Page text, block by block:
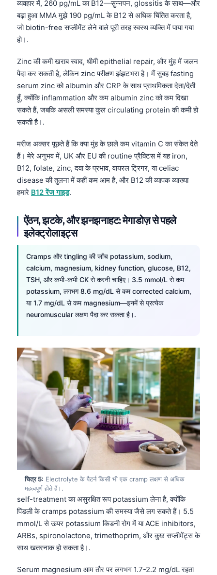
व्यवहार में, 260 pg/mL का B12—सुन्नपन, glossitis के साथ—और
बढ़ा हुआ MMA मुझे 190 pg/mL के B12 से अधिक चिंतित करता है,
जो biotin-free सप्लीमेंट लेने वाले पूरी तरह स्वस्थ व्यक्ति में पाया गया
हो।.
Zinc की कमी खराब स्वाद, धीमी epithelial repair, और मुंह में जलन
पैदा कर सकती है, लेकिन zinc परीक्षण झंझटभरा है। मैं सुबह fasting
serum zinc को albumin और CRP के साथ प्राथमिकता देता/देती
हूँ, क्योंकि inflammation और कम albumin zinc को कम दिखा
सकते हैं, जबकि असली समस्या कुल circulating protein की कमी हो
सकती है।.
मरीज अक्सर पूछते हैं कि क्या मुंह के छाले कम vitamin C का संकेत देते
हैं। मेरे अनुभव में, UK और EU की routine प्रैक्टिस में यह iron,
B12, folate, zinc, दवा के प्रभाव, वायरल ट्रिगर, या celiac
disease की तुलना में कहीं कम आम है, और B12 की व्यापक व्याख्या
हमारे B12 रेंज गाइड.
ऐंठन, झटके, और झनझनाहट: मेगाडोज़ से पहले
इलेक्ट्रोलाइट्स
Cramps और tingling की जाँच potassium, sodium,
calcium, magnesium, kidney function, glucose, B12,
TSH, और कभी-कभी CK से करनी चाहिए। 3.5 mmol/L से कम
potassium, लगभग 8.6 mg/dL से कम corrected calcium,
या 1.7 mg/dL से कम magnesium—इनमें से प्रत्येक
neuromuscular लक्षण पैदा कर सकता है।.
चित्र 5: Electrolyte के पैटर्न किसी भी एक cramp लक्षण से अधिक
महत्वपूर्ण होते हैं।.
self-treatment का असुरक्षित रूप potassium लेना है, क्योंकि
पिंडली के cramps potassium की समस्या जैसे लग सकते हैं। 5.5
mmol/L से ऊपर potassium किडनी रोग में या ACE inhibitors,
ARBs, spironolactone, trimethoprim, और कुछ सप्लीमेंट्स के
साथ खतरनाक हो सकता है।.
Serum magnesium आम तौर पर लगभग 1.7-2.2 mg/dL रहता